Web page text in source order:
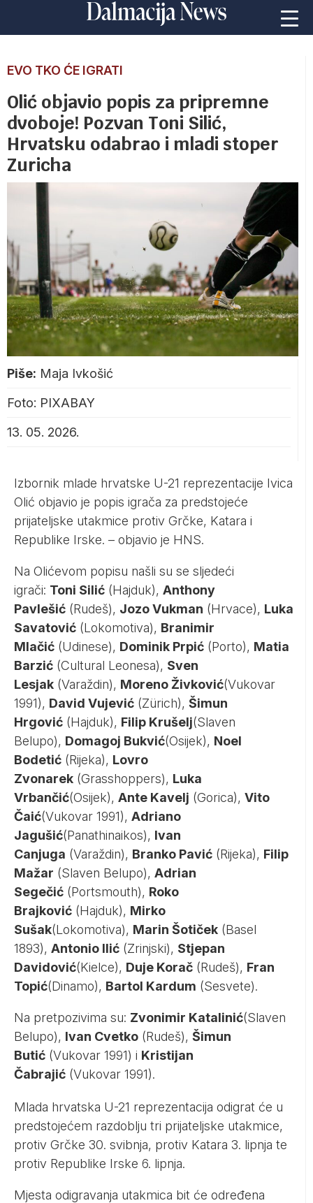
EVO TKO ĆE IGRATI
Olić objavio popis za pripremne
dvoboje! Pozvan Toni Silić,
Hrvatsku odabrao i mladi stoper
Zuricha
Piše: Maja Ivkošić
Foto: PIXABAY
13. 05. 2026.
Izbornik mlade hrvatske U-21 reprezentacije Ivica
Olić objavio je popis igrača za predstojeće
prijateljske utakmice protiv Grčke, Katara i
Republike Irske. – objavio je HNS.
Na Olićevom popisu našli su se sljedeći
igrači: Toni Silić (Hajduk), Anthony
Pavlešić (Rudeš), Jozo Vukman (Hrvace), Luka
Savatović (Lokomotiva), Branimir
Mlačić (Udinese), Dominik Prpić (Porto), Matia
Barzić (Cultural Leonesa), Sven
Lesjak (Varaždin), Moreno Živković(Vukovar
1991), David Vujević (Zürich), Šimun
Hrgović (Hajduk), Filip Krušelj(Slaven
Belupo), Domagoj Bukvić(Osijek), Noel
Bodetić (Rijeka), Lovro
Zvonarek (Grasshoppers), Luka
Vrbančić(Osijek), Ante Kavelj (Gorica), Vito
Čaić(Vukovar 1991), Adriano
Jagušić(Panathinaikos), Ivan
Canjuga (Varaždin), Branko Pavić (Rijeka), Filip
Mažar (Slaven Belupo), Adrian
Segečić (Portsmouth), Roko
Brajković (Hajduk), Mirko
Sušak(Lokomotiva), Marin Šotiček (Basel
1893), Antonio Ilić (Zrinjski), Stjepan
Davidović(Kielce), Duje Korač (Rudeš), Fran
Topić(Dinamo), Bartol Kardum (Sesvete).
Na pretpozivima su: Zvonimir Katalinić(Slaven
Belupo), Ivan Cvetko (Rudeš), Šimun
Butić (Vukovar 1991) i Kristijan
Čabrajić (Vukovar 1991).
Mlada hrvatska U-21 reprezentacija odigrat će u
predstojećem razdoblju tri prijateljske utakmice,
protiv Grčke 30. svibnja, protiv Katara 3. lipnja te
protiv Republike Irske 6. lipnja.
Mjesta odigravanja utakmica bit će određena